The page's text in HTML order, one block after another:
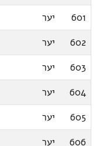
601
יער
602
יער
603
יער
604
יער
605
יער
606
יער